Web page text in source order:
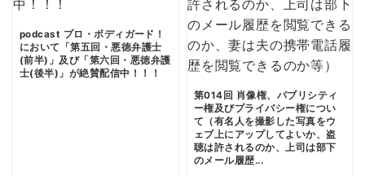
podcast プロ・ボディガード！
において「第五回・悪徳弁護士
(前半)」及び「第六回・悪徳弁護
士(後半)」が絶賛配信中！！！
第014回 肖像権、パブリシティ
ー権及びプライバシー権につい
て（有名人を撮影した写真をウ
ェブ上にアップしてよいか、盗
聴は許されるのか、上司は部下
のメール履歴...